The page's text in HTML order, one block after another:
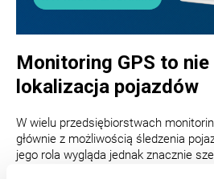
Monitoring GPS to
lokalizacja pojazdów
W wielu przedsiębiorstwach
głównie z możliwością śledzenia
jego rola wygląda jednak znacznie